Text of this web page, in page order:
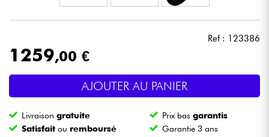
Eclairage
Batteries & Percu
Vents
Ref : 123386
1259,00 €
AJOUTER AU PANIER
Livraisongratuite Prix basgarantis
Satisfait ou remboursé Garantie 3 ans